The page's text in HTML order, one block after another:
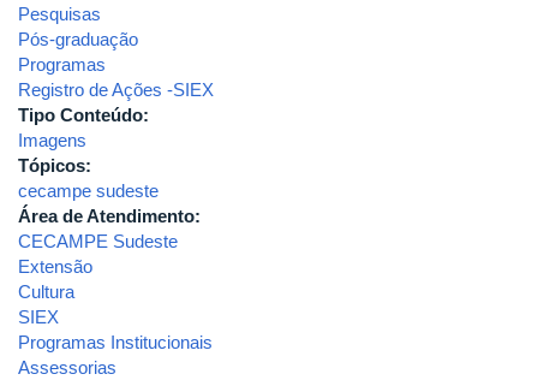
Pesquisas
Pós-graduação
Programas
Registro de Ações -SIEX
Tipo Conteúdo:
Imagens
Tópicos:
cecampe sudeste
Área de Atendimento:
CECAMPE Sudeste
Extensão
Cultura
SIEX
Programas Institucionais
Assessorias